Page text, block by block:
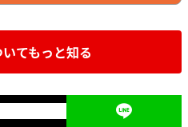
てもっと知る